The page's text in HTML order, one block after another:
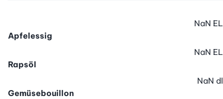
Apfelessig
NaN EL
Rapsöl
NaN EL
Gemüsebouillon
NaN dl